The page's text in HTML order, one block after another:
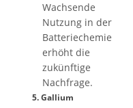
Wachsende
Nutzung in der
Batteriechemie
erhöht die
zukünftige
Nachfrage.
5.Gallium